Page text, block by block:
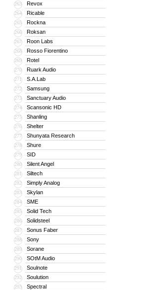
263 Revox
264 Ricable
265 Rockna
266 Roksan
267 Roon Labs
268 Rosso Fiorentino
269 Rotel
270 Ruark Audio
271 S.A.Lab
272 Samsung
273 Sanctuary Audio
274 Scansonic HD
275 Shanling
276 Shelter
277 Shunyata Research
278 Shure
279 SID
280 Silent Angel
281 Siltech
282 Simply Analog
283 Skylan
284 SME
285 Solid Tech
286 Solidsteel
287 Sonus Faber
288 Sony
289 Sorane
290 SOtM Audio
291 Soulnote
292 Soulution
293 Spectral